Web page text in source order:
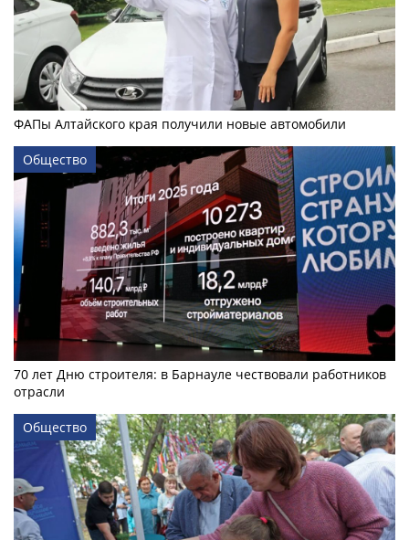
ФАПы Алтайского края получили новые автомобили
Общество
70 лет Дню строителя: в Барнауле чествовали работников
отрасли
Общество